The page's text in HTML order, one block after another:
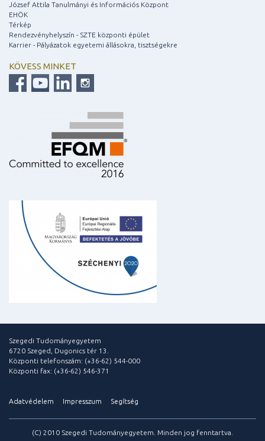
József Attila Tanulmányi és Információs Központ
EHÖK
Térkép
Rendezvényhelyszín - SZTE központi épület
Karrier - Pályázatok egyetemi állásokra, tisztségekre
KÖVESS MINKET
Szegedi Tudományegyetem
6720 Szeged, Dugonics tér 13.
Központi telefonszám: (+36-62) 544-000
Központi fax: (+36-62) 546-371
Adatvédelem Impresszum Segítség
(C) 2010 Szegedi Tudományegyetem. Minden jog fenntartva.